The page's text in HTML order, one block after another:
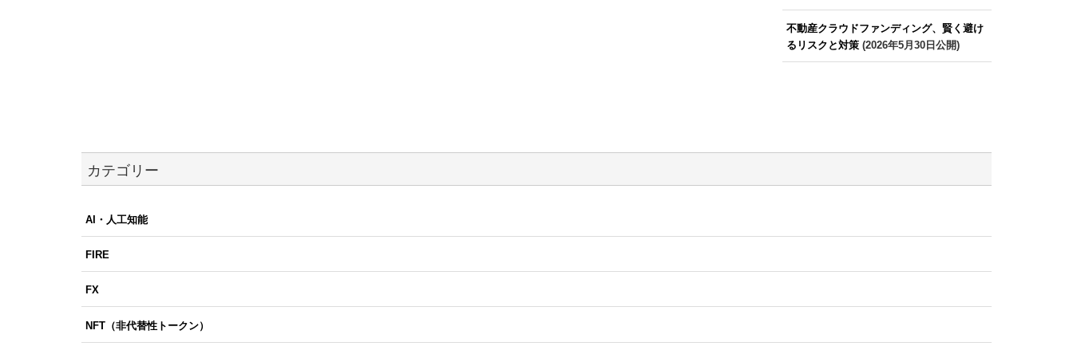
不動産クラウドファンディング、賢く避け
るリスクと対策(2026年5月30日公開)
カテゴリー
AI・人工知能
FIRE
FX
NFT（非代替性トークン）